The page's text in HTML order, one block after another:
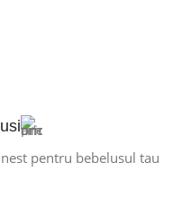
pentru bebelusul tau